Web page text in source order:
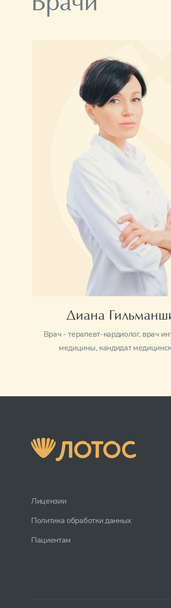
Диана
Врач - терапевт-кардиолог, врач
медицины, кандидат
Лицензии
Политика обработки данных
Пациентам